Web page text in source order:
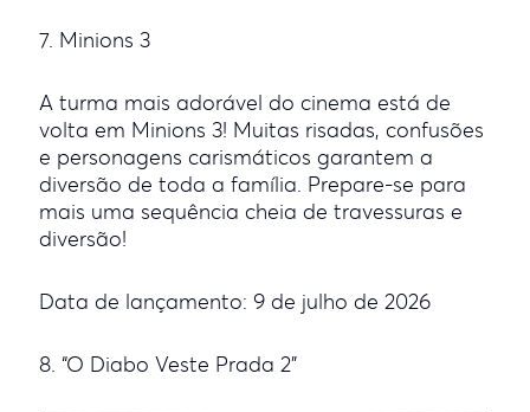
7. Minions 3
A turma mais adorável do cinema está de
volta em Minions 3! Muitas risadas, confusões
e personagens carismáticos garantem a
diversão de toda a família. Prepare-se para
mais uma sequência cheia de travessuras e
diversão!
Data de lançamento: 9 de julho de 2026
8. “O Diabo Veste Prada 2”